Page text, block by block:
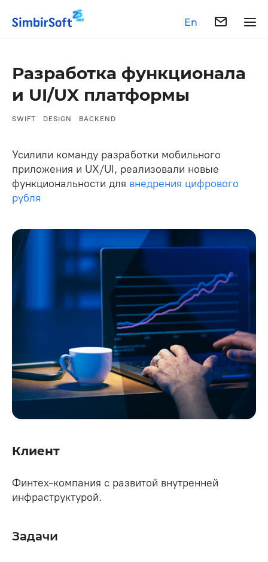
En
Разработка функционала
и UI/UX платформы
SWIFT DESIGN BACKEND
Усилили команду разработки мобильного
приложения и UX/UI, реализовали новые
функциональности для внедрения цифрового
рубля
Клиент
Финтех-компания с развитой внутренней
инфраструктурой.
Задачи